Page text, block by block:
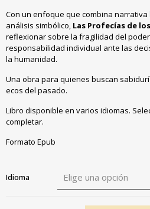
Con un enfoque que combina
análisis simbólico, Las Profecías de
reflexionar sobre la fragilidad del
responsabilidad individual ante las
la humanidad.
Una obra para quienes buscan
ecos del pasado.
Libro disponible en varios idiomas.
completar.
Formato Epub
Idioma